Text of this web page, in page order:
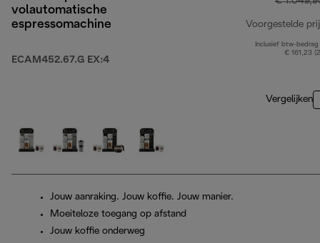
volautomatische
espressomachine
ECAM452.67.G EX:4
Voorgestelde
Inclusief btw-bedrag
€ 161,23
Vergelijken
Jouw aanraking. Jouw koffie. Jouw manier.
Moeiteloze toegang op afstand
Jouw koffie onderweg